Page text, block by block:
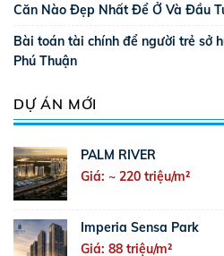
Căn Nào Đẹp Nhất Để Ở Và Đầu
Bài toán tài chính để người trẻ sở
Phú Thuận
DỰ ÁN MỚI
PALM RIVER
Giá: ~ 220 triệu/m²
Imperia Sensa Park
Giá: 88 triệu/m²